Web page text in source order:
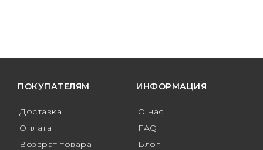
ПОКУПАТЕЛЯМ
Доставка
Оплата
Возврат товара
ИНФОРМАЦИЯ
О нас
FAQ
Блог